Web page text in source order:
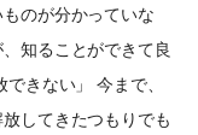
のが分かっていな
知ることができて良
きない」 今まで、
してきたつもりでも